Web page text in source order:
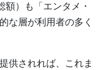
額）も「エンタメ・
な層が利用者の多く
供されれば、これま